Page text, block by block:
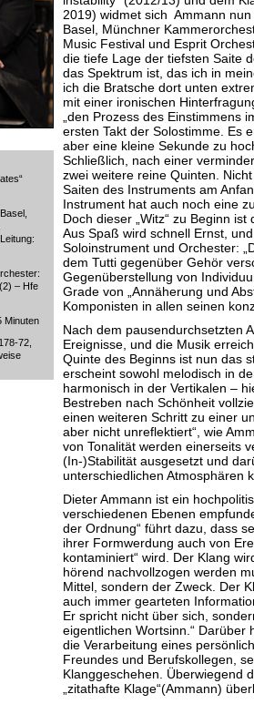
– Hfe
Minuten
72,
2019) widmet sich Ammann
Basel, Münchner
Music Festival und Esprit
die tiefe Lage der tiefsten Saite
das Spektrum ist, das ich in
ich die Bratsche dort unten
mit einer ironischen
„den Prozess des Einstimmens
ersten Takt der Solostimme. Es
aber eine kleine Sekunde zu
Schließlich, nach einer
zwei weitere reine Quinten.
Saiten des Instruments am
Instrument hat auch noch eine
Doch dieser „Witz“ zu Beginn
Aus Spaß wird schnell Ernst,
Soloinstrument und Orchester:
dem Tutti gegenüber Gehör
Gegenüberstellung von
Grade von „Annäherung und
Komponisten in allen seinen
Nach dem pausendurchsetzten
Ereignisse, und die Musik
Quinte des Beginns ist nun das
erscheint sowohl melodisch in
harmonisch in der Vertikalen –
Bestreben nach Schönheit
einen weiteren Schritt zu einer
aber nicht unreflektiert“, wie
von Tonalität werden einerseits
(In-)Stabilität ausgesetzt und
unterschiedlichen Atmosphären
Dieter Ammann ist ein
verschiedenen Ebenen
der Ordnung“ führt dazu, dass
ihrer Formwerdung auch von
kontaminiert“ wird. Der Klang
hörend nachvollzogen werden
Mittel, sondern der Zweck. Der
auch immer gearteten
Er spricht nicht über sich,
eigentlichen Wortsinn.“ Darüber
die Verarbeitung eines
Freundes und Berufskollegen,
Klanggeschehen. Überwiegend
„zitathafte Klage“(Ammann)